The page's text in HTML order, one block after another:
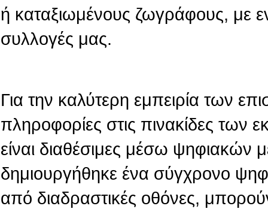
ή καταξιωμένους ζωγράφους, με
συλλογές μας.
Για την καλύτερη εμπειρία των
πληροφορίες στις πινακίδες των
είναι διαθέσιμες μέσω
δημιουργήθηκε ένα σύγχρονο
από διαδραστικές οθόνες,